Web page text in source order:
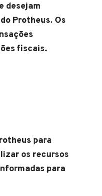
desejam
Protheus. Os
fiscais.
para
os recursos
para